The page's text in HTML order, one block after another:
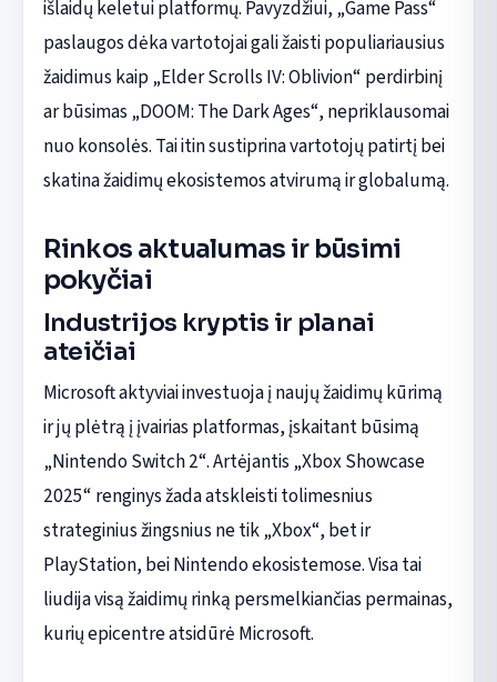
išlaidų keletui platformų. Pavyzdžiui, „Game Pass“
paslaugos dėka vartotojai gali žaisti populiariausius
žaidimus kaip „Elder Scrolls IV: Oblivion“ perdirbinį
ar būsimas „DOOM: The Dark Ages“, nepriklausomai
nuo konsolės. Tai itin sustiprina vartotojų patirtį bei
skatina žaidimų ekosistemos atvirumą ir globalumą.
Rinkos aktualumas ir būsimi
pokyčiai
Industrijos kryptis ir planai
ateičiai
Microsoft aktyviai investuoja į naujų žaidimų kūrimą
ir jų plėtrą į įvairias platformas, įskaitant būsimą
„Nintendo Switch 2“. Artėjantis „Xbox Showcase
2025“ renginys žada atskleisti tolimesnius
strateginius žingsnius ne tik „Xbox“, bet ir
PlayStation, bei Nintendo ekosistemose. Visa tai
liudija visą žaidimų rinką persmelkiančias permainas,
kurių epicentre atsidūrė Microsoft.